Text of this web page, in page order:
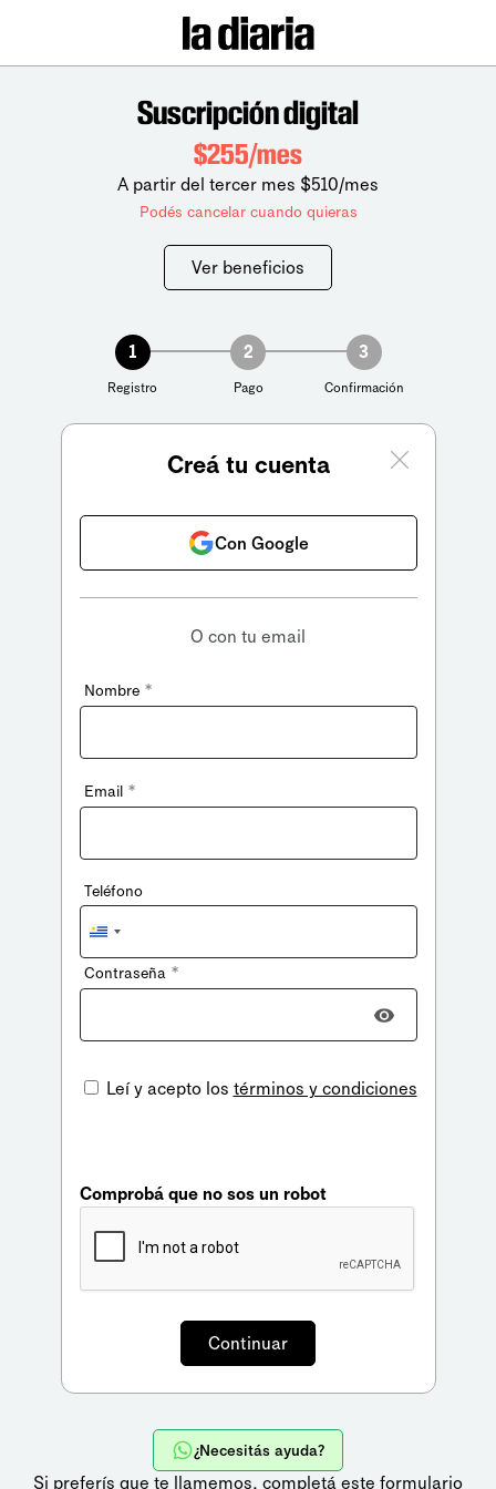
Suscripción digital
$255/mes
A partir del tercer mes $510/mes
Podés cancelar cuando quieras
Ver beneficios
1
Registro
2
Pago
3
Confirmación
Creá tu cuenta
Con Google
O con tu email
Nombre *
Email *
Teléfono
Uruguay
+598
Contraseña *
Leí y acepto los términos y condiciones
Comprobá que no sos un robot
¿Necesitás ayuda?
Si preferís que te llamemos, completá este formulario